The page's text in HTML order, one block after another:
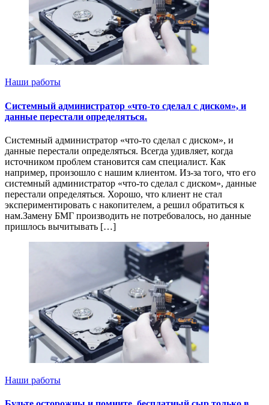
Наши работы
Системный администратор «что-то сделал с диском», и
данные перестали определяться.
Системный администратор «что-то сделал с диском», и
данные перестали определяться. Всегда удивляет, когда
источником проблем становится сам специалист. Как
например, произошло с нашим клиентом. Из-за того, что его
системный администратор «что-то сделал с диском», данные
перестали определяться. Хорошо, что клиент не стал
экспериментировать с накопителем, а решил обратиться к
нам.Замену БМГ производить не потребовалось, но данные
пришлось вычитывать […]
Наши работы